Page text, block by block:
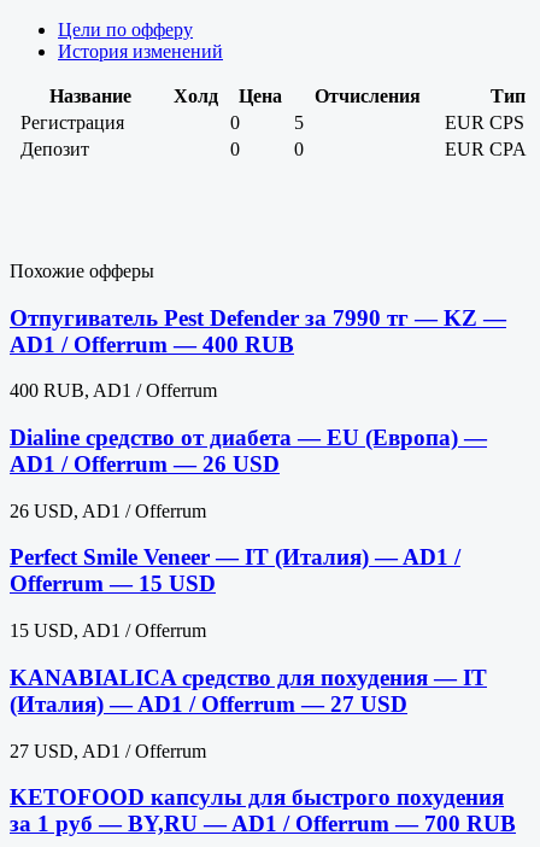
Цели по офферу
История изменений
Название Холд Цена Отчисления
Тип
Регистрация
0 5 EUR CPS
Депозит
0 0 EUR CPA
Похожие офферы
Отпугиватель Pest Defender за 7990 тг — KZ —
AD1 / Offerrum — 400 RUB
400 RUB, AD1 / Offerrum
Dialine средство от диабета — EU (Европа) —
AD1 / Offerrum — 26 USD
26 USD, AD1 / Offerrum
Perfect Smile Veneer — IT (Италия) — AD1 /
Offerrum — 15 USD
15 USD, AD1 / Offerrum
KANABIALICA средство для похудения — IT
(Италия) — AD1 / Offerrum — 27 USD
27 USD, AD1 / Offerrum
KETOFOOD капсулы для быстрого похудения
за 1 руб — BY,RU — AD1 / Offerrum — 700 RUB